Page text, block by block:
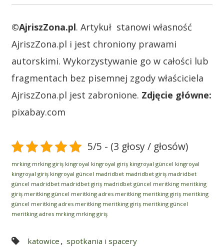
©AjriszZona.pl. Artykuł stanowi własność
AjriszZona.pl i jest chroniony prawami
autorskimi. Wykorzystywanie go w całości lub
fragmentach bez pisemnej zgody właściciela
AjriszZona.pl jest zabronione. Zdjęcie główne:
pixabay.com
5/5 - (3 głosy / głosów)
mrking mrking giriş kingroyal kingroyal giriş kingroyal güncel kingroyal
kingroyal giriş kingroyal güncel madridbet madridbet giriş madridbet
güncel madridbet madridbet giriş madridbet güncel meritking meritking
giriş meritking güncel meritking adres meritking meritking giriş meritking
güncel meritking adres meritking meritking giriş meritking güncel
meritking adres mrking mrking giriş
katowice , spotkania i spacery